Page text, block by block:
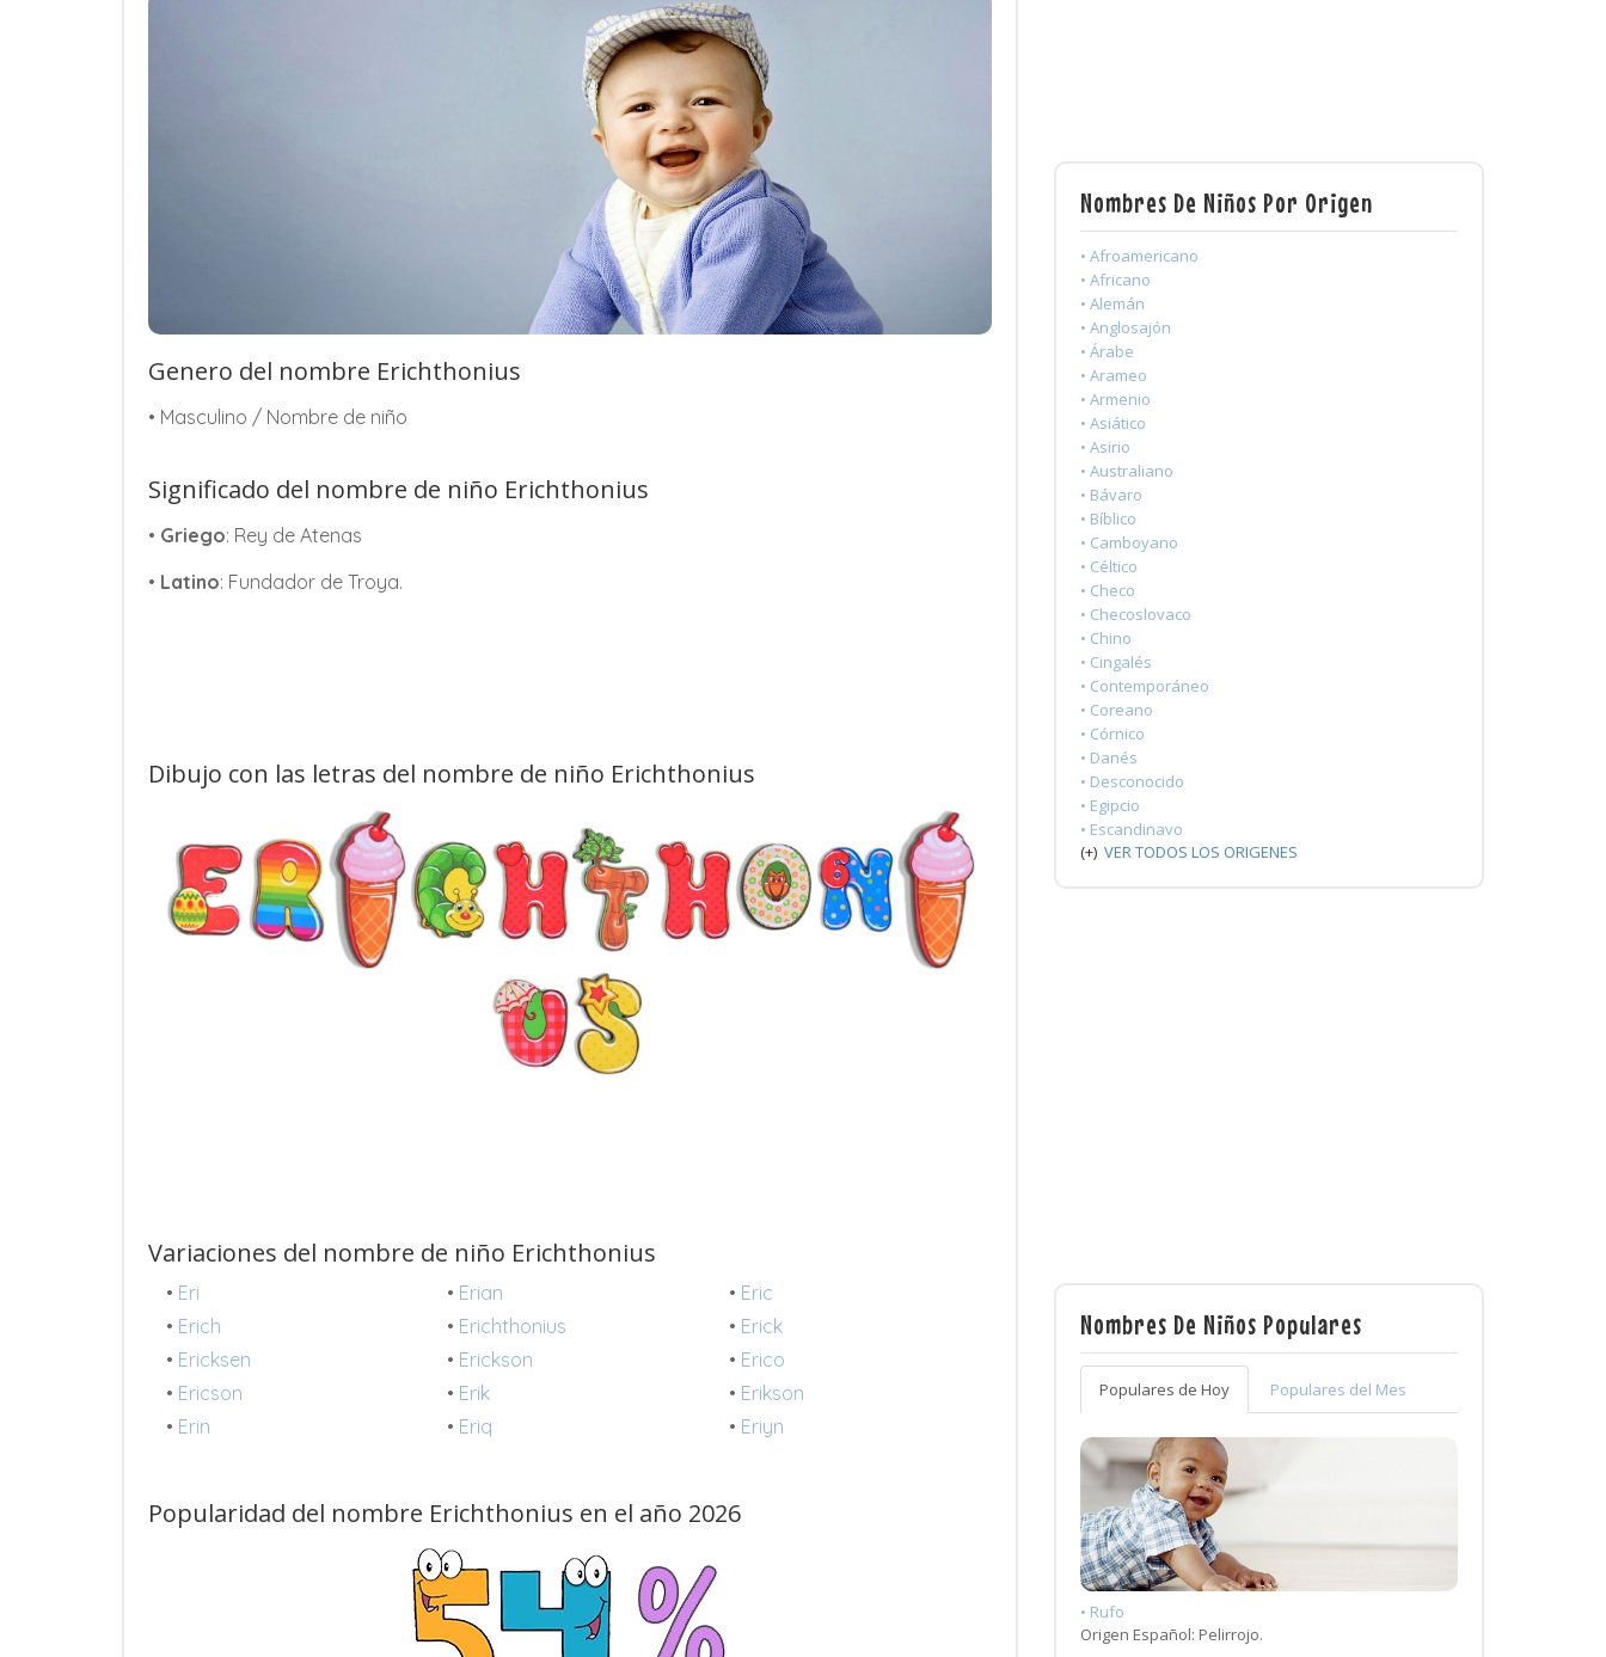
Genero del nombre Erichthonius
• Masculino / Nombre de niño
Significado del nombre de niño Erichthonius
• Griego: Rey de Atenas
• Latino: Fundador de Troya.
Dibujo con las letras del nombre de niño Erichthonius
Variaciones del nombre de niño Erichthonius
• Eri • Erian • Eric
• Erich • Erichthonius • Erick
• Ericksen • Erickson • Erico
• Ericson • Erik • Erikson
• Erin • Eriq • Eriyn
Popularidad del nombre Erichthonius en el año 2026
Nombres De Niños Por Origen
• Afroamericano
• Africano
• Alemán
• Anglosajón
• Árabe
• Arameo
• Armenio
• Asiático
• Asirio
• Australiano
• Bávaro
• Bíblico
• Camboyano
• Céltico
• Checo
• Checoslovaco
• Chino
• Cingalés
• Contemporáneo
• Coreano
• Córnico
• Danés
• Desconocido
• Egipcio
• Escandinavo
(+) VER TODOS LOS ORIGENES
Nombres De Niños Populares
Populares de Hoy Populares del Mes
• Rufo
Origen Español: Pelirrojo.